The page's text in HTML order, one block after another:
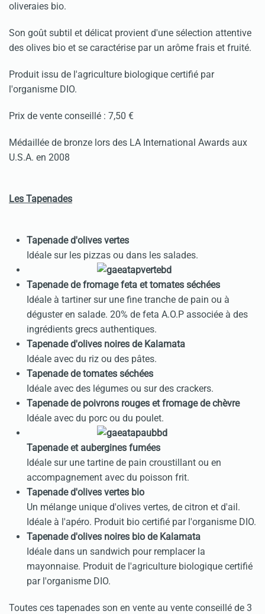
oliveraies bio.
Son goût subtil et délicat provient d'une sélection attentive
des olives bio et se caractérise par un arôme frais et fruité.
Produit issu de l'agriculture biologique certifié par
l'organisme DIO.
Prix de vente conseillé : 7,50 €
Médaillée de bronze lors des LA International Awards aux
U.S.A. en 2008
Les Tapenades
Tapenade d'olives vertes
Idéale sur les pizzas ou dans les salades.
Tapenade de fromage feta et tomates séchées
Idéale à tartiner sur une fine tranche de pain ou à
déguster en salade. 20% de feta A.O.P associée à des
ingrédients grecs authentiques.
Tapenade d'olives noires de Kalamata
Idéale avec du riz ou des pâtes.
Tapenade de tomates séchées
Idéale avec des légumes ou sur des crackers.
Tapenade de poivrons rouges et fromage de chèvre
Idéale avec du porc ou du poulet.
Tapenade et aubergines fumées
Idéale sur une tartine de pain croustillant ou en
accompagnement avec du poisson frit.
Tapenade d'olives vertes bio
Un mélange unique d'olives vertes, de citron et d'ail.
Idéale à l'apéro. Produit bio certifié par l'organisme DIO.
Tapenade d'olives noires bio de Kalamata
Idéale dans un sandwich pour remplacer la
mayonnaise. Produit de l'agriculture biologique certifié
par l'organisme DIO.
Toutes ces tapenades son en vente au vente conseillé de 3